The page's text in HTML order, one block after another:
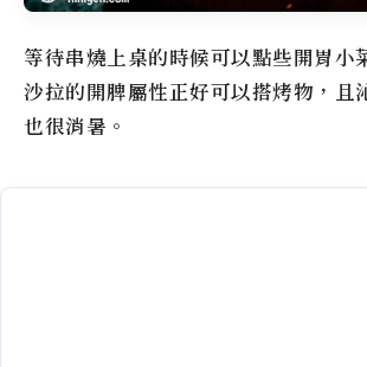
等待串燒上桌的時候可以點些開胃小
沙拉的開脾屬性正好可以搭烤物，且
也很消暑。